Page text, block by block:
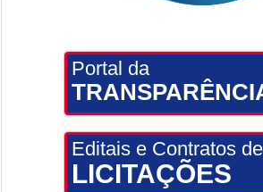
Portal da
Editais e Contratos de
LICITAÇÕES